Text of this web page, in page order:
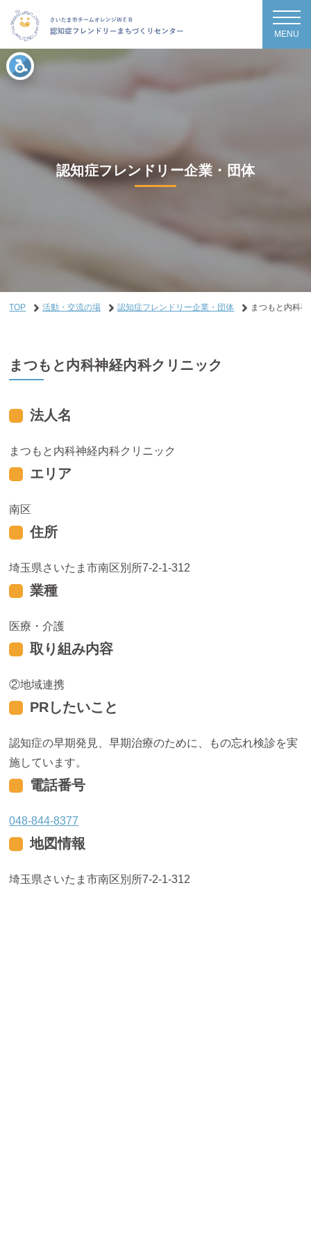
MENU
認知症フレンドリー企業・団体
TOP 活動・交流の場 認知症フレンドリー企業・団体 まつもと内科
まつもと内科神経内科クリニック
法人名
まつもと内科神経内科クリニック
エリア
南区
住所
埼玉県さいたま市南区別所7-2-1-312
業種
医療・介護
取り組み内容
地域連携
PRしたいこと
認知症の早期発見、早期治療のために、もの忘れ検診を実
施しています。
電話番号
048-844-8377
地図情報
埼玉県さいたま市南区別所7-2-1-312